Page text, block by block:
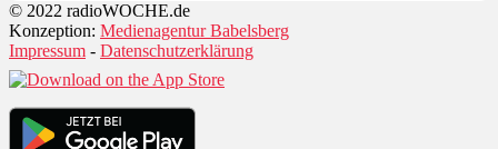
© 2022 radioWOCHE.de
Konzeption: Medienagentur Babelsberg
Impressum - Datenschutzerklärung